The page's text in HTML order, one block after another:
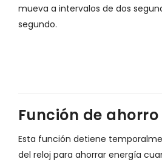
mueva a intervalos de dos
segundo.
Función de
Esta función detiene
del reloj para ahorrar energía